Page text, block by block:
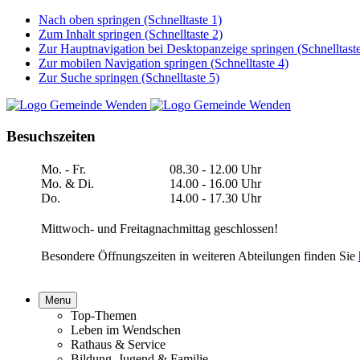
Nach oben springen (Schnelltaste 1)
Zum Inhalt springen (Schnelltaste 2)
Zur Hauptnavigation bei Desktopanzeige springen
Zur mobilen Navigation springen (Schnelltaste 4)
Zur Suche springen (Schnelltaste 5)
Besuchszeiten
Mo. - Fr.
Mo. & Di.
Do.
08.30 - 12.00 Uhr
14.00 - 16.00 Uhr
14.00 - 17.30 Uhr
Mittwoch- und Freitagnachmittag geschlossen!
Besondere Öffnungszeiten in weiteren Abteilungen finden Sie
Menu
Top-Themen
Leben im Wendschen
Rathaus & Service